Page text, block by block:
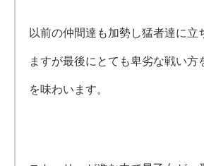
以前の仲間達も加勢し猛者達に立
ますが最後にとても卑劣な戦い方
を味わいます。